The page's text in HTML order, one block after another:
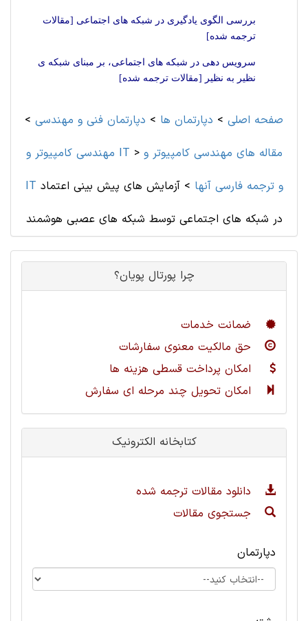
بررسی الگوی یادگیری در شبکه های اجتماعی [مقالات
ترجمه شده]
سرویس دهی در شبکه های اجتماعی، بر مبنای شبکه ی
نظیر به نظیر [مقالات ترجمه شده]
صفحه اصلی > دپارتمان ها > دپارتمان فنی و مهندسی >
مهندسی کامپیوتر و IT > مقاله های مهندسی کامپیوتر و
IT و ترجمه فارسی آنها >آزمایش های پیش بینی اعتماد
در شبکه های اجتماعی توسط شبکه های عصبی هوشمند
چرا پورتال پویان؟
ضمانت خدمات
حق مالکیت معنوی سفارشات
امکان پرداخت قسطی هزینه ها
امکان تحویل چند مرحله ای سفارش
کتابخانه الکترونیک
دانلود مقالات ترجمه شده
جستجوی مقالات
دپارتمان